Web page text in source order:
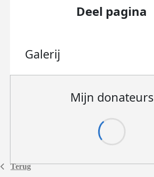
Terug
Deel pagina
Galerij
Mijn donateurs